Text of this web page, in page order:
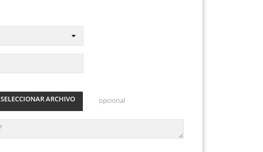
SELECCIONAR ARCHIVO opcional